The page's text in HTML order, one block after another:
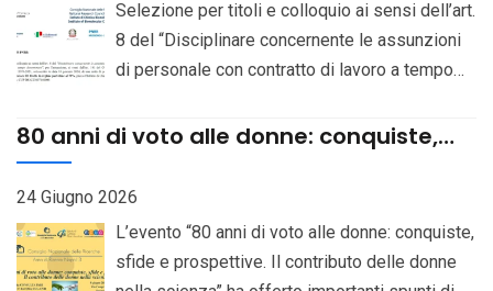
Selezione per titoli e colloquio ai sensi dell’art.
8 del “Disciplinare concernente le assunzioni
di personale con contratto di lavoro a tempo
141 del CCNL del Comparto “Istruzione e
gennaio 2024, di una unità di personale con
in regime part-time al 70%, presso l’Istituto di
Chimica Biomolecolare sede Pozzuoli
80 anni di voto alle donne: conquiste,
sfide e prospettive. Il contributo delle
donne nella scienza
24 Giugno 2026
L’evento “80 anni di voto alle donne: conquiste,
sfide e prospettive. Il contributo delle donne